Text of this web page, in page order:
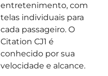
entretenimento, com
telas individuais para
cada passageiro. O
Citation CJ1 é
conhecido por sua
velocidade e alcance.